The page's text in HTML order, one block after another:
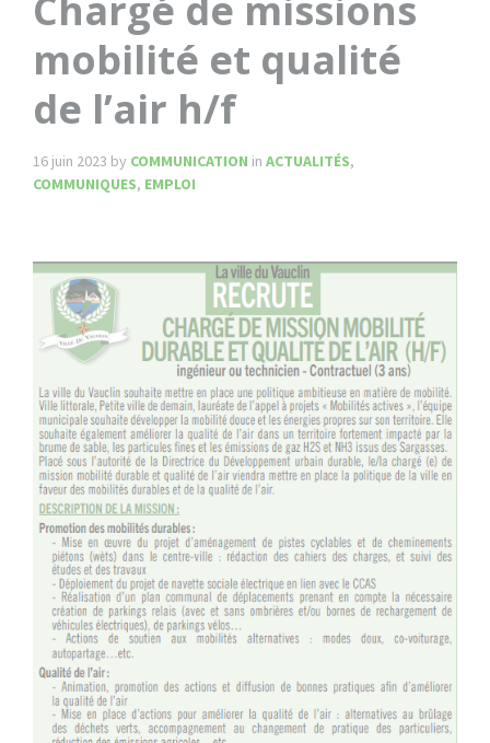
mobilité et qualité
de l’air h/f
16 juin 2023 by COMMUNICATION in ACTUALITÉS,
COMMUNIQUES, EMPLOI